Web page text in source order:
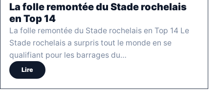
La folle remontée du Stade rochelais
en Top 14
La folle remontée du Stade rochelais en Top 14 Le
Stade rochelais a surpris tout le monde en se
qualifiant pour les barrages du…
Lire